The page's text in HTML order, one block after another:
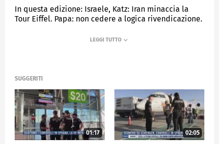
In questa edizione: Israele, Katz: Iran minaccia la
Tour Eiffel. Papa: non cedere a logica rivendicazione.
candida alle Europee. Basilicata, a mezzogiorno
MEDIASET
SUGGERITI
01:17 02:05